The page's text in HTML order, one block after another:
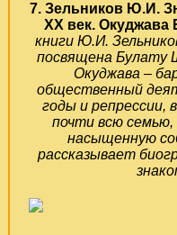
7. Зельников Ю.И.
ХХ век. Окуджава
книги Ю.И.
посвящена Булату
Окуджава –
общественный
годы и репрессии,
почти всю
насыщенную
рассказывает